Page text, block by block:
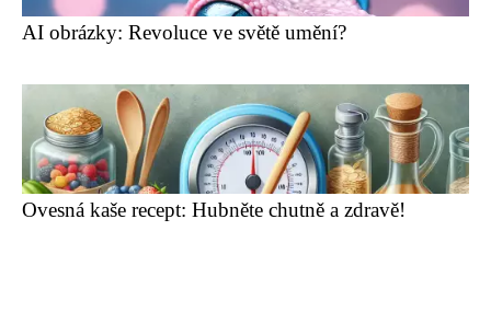
AI obrázky: Revoluce ve světě umění?
Ovesná kaše recept: Hubněte chutně a zdravě!